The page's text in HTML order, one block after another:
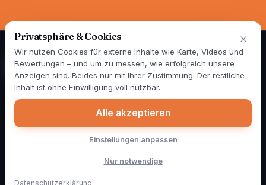
Spezialisten für Wand- und Fassadensanierung in Berlin und
Brandenburg — seit über 25 Jahren. 1999 gegründet, im Jahr
2000 als erster Betrieb Deutschlands mit mobiler Mischstation.
Heute sind täglich vier Farbmobile für unsere Kunden
Schimmelbeseitigung
Über unsKontakt
Cookie-Einstellungen
Privatsphäre & Cookies
Wir nutzen Cookies für externe Inhalte wie Karte, Videos und
Bewertungen – und um zu messen, wie erfolgreich unsere
Anzeigen sind. Beides nur mit Ihrer Zustimmung. Der restliche
Inhalt ist ohne Einwilligung voll nutzbar.
Alle akzeptieren
Einstellungen anpassen
Nur notwendige
Datenschutzerklärung